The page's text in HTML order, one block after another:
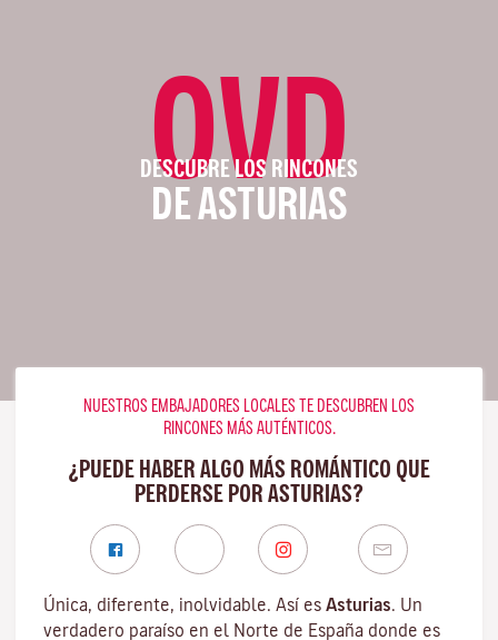
OVD
DESCUBRE LOS RINCONES
DE ASTURIAS
NUESTROS EMBAJADORES LOCALES TE DESCUBREN LOS
RINCONES MÁS AUTÉNTICOS.
¿PUEDE HABER ALGO MÁS ROMÁNTICO QUE
PERDERSE POR ASTURIAS?
Única, diferente, inolvidable. Así es Asturias. Un
verdadero paraíso en el Norte de España donde es